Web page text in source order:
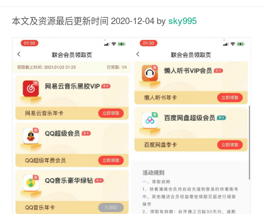
本文及资源最后更新时间 2020-12-04 by sky995